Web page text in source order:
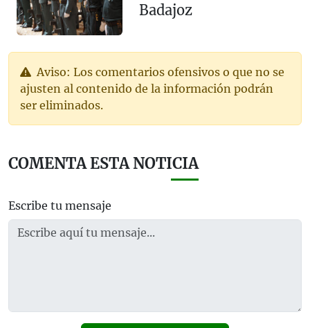
Badajoz
Aviso: Los comentarios ofensivos o que no se
ajusten al contenido de la información podrán
ser eliminados.
COMENTA ESTA NOTICIA
Escribe tu mensaje